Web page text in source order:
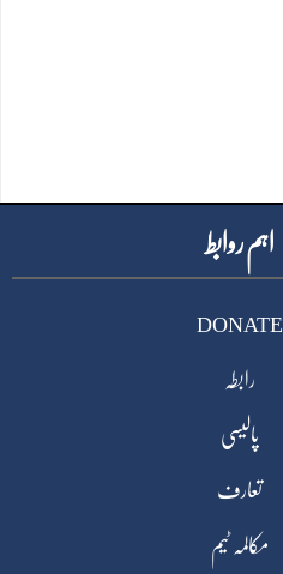
اہم روابط
DONATE
رابطہ
پالیسی
تعارف
مکالمہ ٹیم